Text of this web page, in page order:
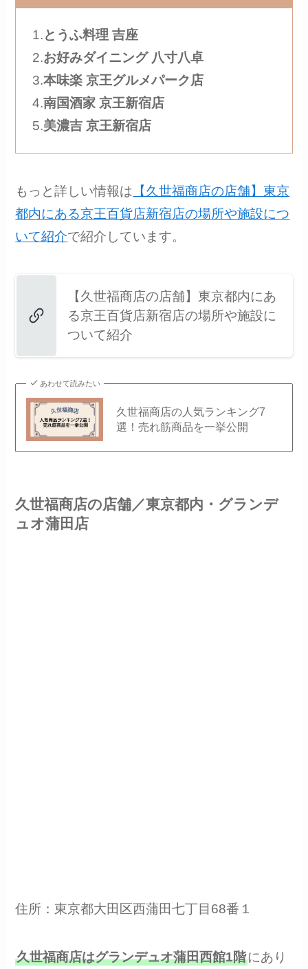
1.とうふ料理 吉座
2.お好みダイニング 八寸八卓
3.本味楽 京王グルメパーク店
4.南国酒家 京王新宿店
5.美濃吉 京王新宿店
もっと詳しい情報は
【久世福商店の店舗】東京
都内にある京王百貨店新宿店の場所や施設につ
いて紹介で紹介しています。
【久世福商店の店舗】東京都内にあ
る京王百貨店新宿店の場所や施設に
ついて紹介
あわせて読みたい
久世福商店の人気ランキング7
選！売れ筋商品を一挙公開
久世福商店の店舗／東京都内・グランデ
ュオ蒲田店
住所：東京都大田区西蒲田七丁目68番１
久世福商店はグランデュオ蒲田西館1階にあり